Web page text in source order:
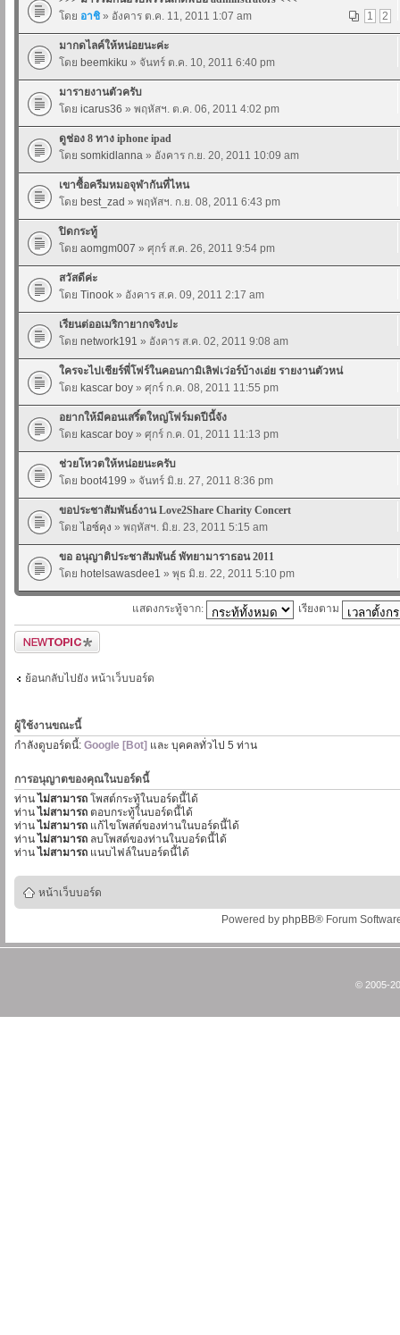
1
2
โดย อาชิ » อังคาร ต.ค. 11, 2011 1:07 am
มากดไลค์ให้หน่อยนะค่ะ
โดย beemkiku » จันทร์ ต.ค. 10, 2011 6:40 pm
มารายงานตัวครับ
โดย icarus36 » พฤหัสฯ. ต.ค. 06, 2011 4:02 pm
ดูช่อง 8 ทาง iphone ipad
โดย somkidlanna » อังคาร ก.ย. 20, 2011 10:09 am
เขาซื้อครีมหมอจุฬากันที่ไหน
โดย best_zad » พฤหัสฯ. ก.ย. 08, 2011 6:43 pm
ปิดกระทู้
โดย aomgm007 » ศุกร์ ส.ค. 26, 2011 9:54 pm
สวัสดีค่ะ
โดย Tinook » อังคาร ส.ค. 09, 2011 2:17 am
เรียนต่ออเมริกายากจริงปะ
โดย network191 » อังคาร ส.ค. 02, 2011 9:08 am
ใครจะไปเชียร์พี่โฟร์ในคอนกามิเลิฟเว่อร์บ้างเอ่ย รายงานตัวหน่
โดย kascar boy » ศุกร์ ก.ค. 08, 2011 11:55 pm
อยากให้มีคอนเสริ์ตใหญ่โฟร์มดปีนี้จัง
โดย kascar boy » ศุกร์ ก.ค. 01, 2011 11:13 pm
ช่วยโหวตให้หน่อยนะครับ
โดย boot4199 » จันทร์ มิ.ย. 27, 2011 8:36 pm
ขอประชาสัมพันธ์งาน Love2Share Charity Concert
โดย ไอซ์คุง » พฤหัสฯ. มิ.ย. 23, 2011 5:15 am
ขอ อนุญาติประชาสัมพันธ์ พัทยามาราธอน 2011
โดย hotelsawasdee1 » พุธ มิ.ย. 22, 2011 5:10 pm
แสดงกระทู้จาก: เรียงตาม
ตั้งกระทู้ใหม่
ย้อนกลับไปยัง หน้าเว็บบอร์ด
ผู้ใช้งานขณะนี้
กำลังดูบอร์ดนี้: Google [Bot] และ บุคคลทั่วไป 5 ท่าน
การอนุญาตของคุณในบอร์ดนี้
ท่าน ไม่สามารถ โพสต์กระทู้ในบอร์ดนี้ได้
ท่าน ไม่สามารถ ตอบกระทู้ในบอร์ดนี้ได้
ท่าน ไม่สามารถ แก้ไขโพสต์ของท่านในบอร์ดนี้ได้
ท่าน ไม่สามารถ ลบโพสต์ของท่านในบอร์ดนี้ได้
ท่าน ไม่สามารถ แนบไฟล์ในบอร์ดนี้ได้
หน้าเว็บบอร์ด
Powered by phpBB® Forum
© 2005-